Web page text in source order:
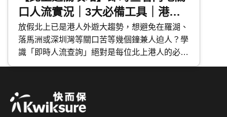
口人流實況｜3大必備工具｜港車
北上、高鐵適用
放假北上已是港人外遊大趨勢，想避免在羅湖、
落馬洲或深圳灣等關口苦等幾個鐘兼人迫人？學
識「即時人流查詢」絕對是每位北上港人的必備
技能，包括「 香港入境事務處 App 」、「 口岸
往返中港兩地。